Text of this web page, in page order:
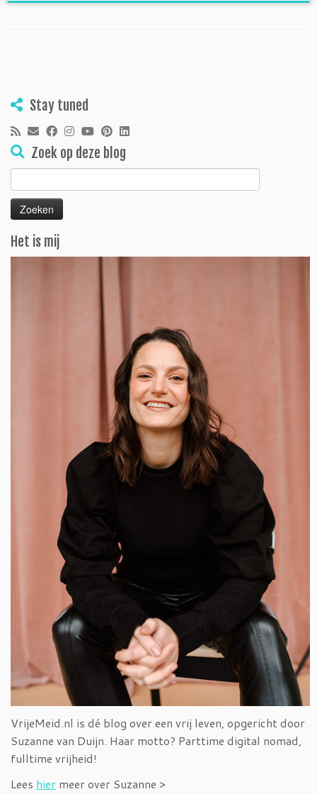
Stay tuned
Zoek op deze blog
Zoeken
naar:
Het is mij
VrijeMeid.nl is dé blog over een vrij leven, opgericht door
Suzanne van Duijn. Haar motto? Parttime digital nomad,
fulltime vrijheid!
Lees hier meer over Suzanne >